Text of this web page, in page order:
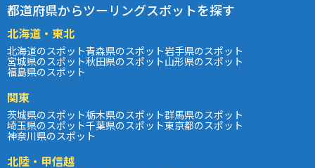
都道府県からツーリングスポットを探す
北海道・東北
北海道のスポット青森県のスポット岩手県のスポット
宮城県のスポット秋田県のスポット山形県のスポット
福島県のスポット
関東
茨城県のスポット栃木県のスポット群馬県のスポット
埼玉県のスポット千葉県のスポット東京都のスポット
神奈川県のスポット
北陸・甲信越